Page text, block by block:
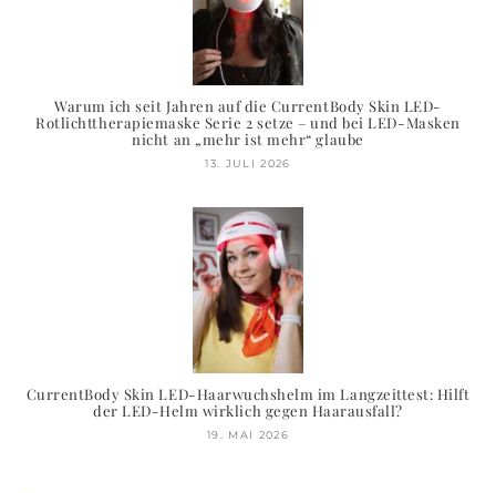
Warum ich seit Jahren auf die CurrentBody Skin LED-
Rotlichttherapiemaske Serie 2 setze – und bei LED-Masken
nicht an „mehr ist mehr“ glaube
13. JULI 2026
CurrentBody Skin LED-Haarwuchshelm im Langzeittest: Hilft
der LED-Helm wirklich gegen Haarausfall?
19. MAI 2026